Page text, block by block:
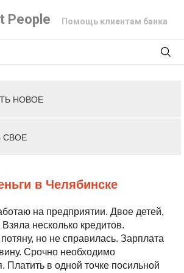
People Помощь клиентам банка
НОВОЕ
СВОЕ
в Челябинске
на предприятии. Двое детей,
несколько кредитов.
но не справилась. Зарплата
Срочно необходимо
Платить в одной точке посильной